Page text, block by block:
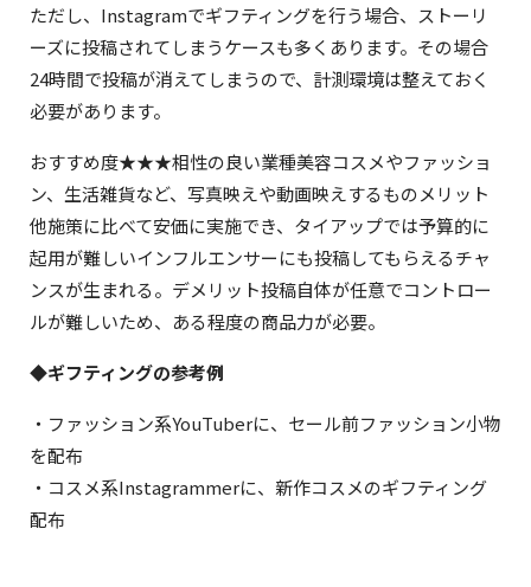
ただし、Instagramでギフティングを行う場合、ストーリ
ーズに投稿されてしまうケースも多くあります。その場合
24時間で投稿が消えてしまうので、計測環境は整えておく
必要があります。
おすすめ度★★★相性の良い業種美容コスメやファッショ
ン、生活雑貨など、写真映えや動画映えするものメリット
他施策に比べて安価に実施でき、タイアップでは予算的に
起用が難しいインフルエンサーにも投稿してもらえるチャ
ンスが生まれる。デメリット投稿自体が任意でコントロー
ルが難しいため、ある程度の商品力が必要。
◆ギフティングの参考例
・ファッション系YouTuberに、セール前ファッション小物
を配布
・コスメ系Instagrammerに、新作コスメのギフティング
配布